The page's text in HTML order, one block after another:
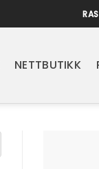
NETTBUTIKK